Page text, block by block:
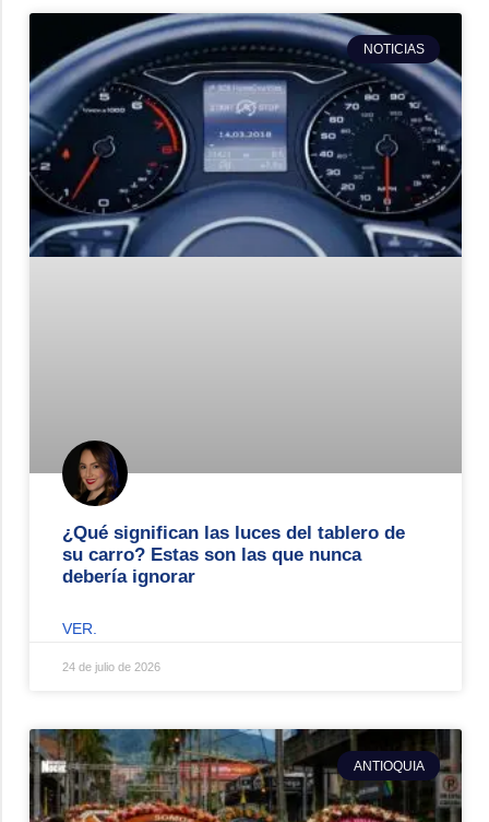
NOTICIAS
¿Qué significan las luces del tablero de
su carro? Estas son las que nunca
debería ignorar
VER.
24 de julio de 2026
ANTIOQUIA